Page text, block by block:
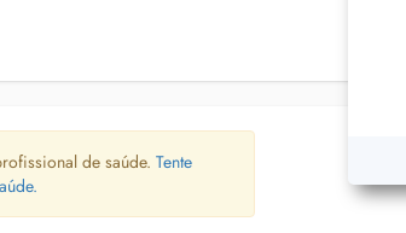
de saúde. Tente